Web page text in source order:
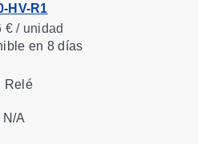
HV-R1
€ / unidad
en 8 días
Relé
N/A